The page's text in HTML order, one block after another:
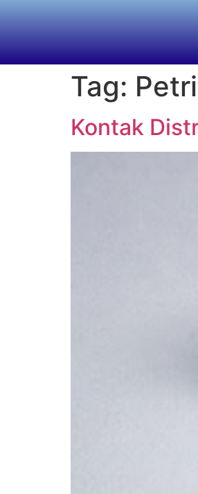
Tag:
Kontak